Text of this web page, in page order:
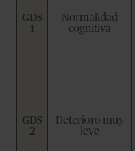
GDS
1
Normalidad
cognitiva
GDS
2
Deterioro muy
leve